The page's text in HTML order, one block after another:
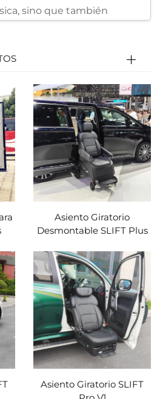
sino que también
el Asiento Giratorio
avanzada para la
el acceso y salida del
segura, fluida y
ingeniería de
y una seguridad
asiento giratorio redefine
cómoda e
Giratorio Xindertech
eléctrico de
de precisión, una maravilla
para eliminar la
secundarias. A
accesorios
Asiento Giratorio
Desmontable SLIFT Plus
Asiento Giratorio SLIFT